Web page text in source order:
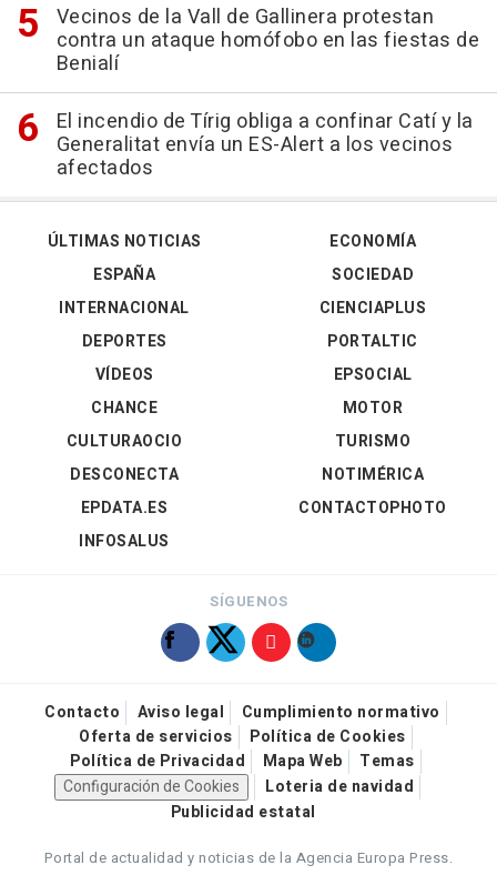
Vecinos de la Vall de Gallinera protestan
contra un ataque homófobo en las fiestas de
Benialí
El incendio de Tírig obliga a confinar Catí y la
Generalitat envía un ES-Alert a los vecinos
afectados
ÚLTIMAS NOTICIAS
ESPAÑA
INTERNACIONAL
DEPORTES
VÍDEOS
ECONOMÍA
SOCIEDAD
CIENCIAPLUS
PORTALTIC
EPSOCIAL
CHANCE
CULTURAOCIO
DESCONECTA
EPDATA.ES
INFOSALUS
MOTOR
TURISMO
NOTIMÉRICA
CONTACTOPHOTO
SÍGUENOS
Contacto Aviso legal
Cumplimiento normativo
Oferta de servicios
Política de Cookies
Política de Privacidad
Mapa Web
Temas
Configuración de Cookies
Loteria de navidad
Publicidad estatal
Portal de actualidad y noticias de la Agencia Europa Press.